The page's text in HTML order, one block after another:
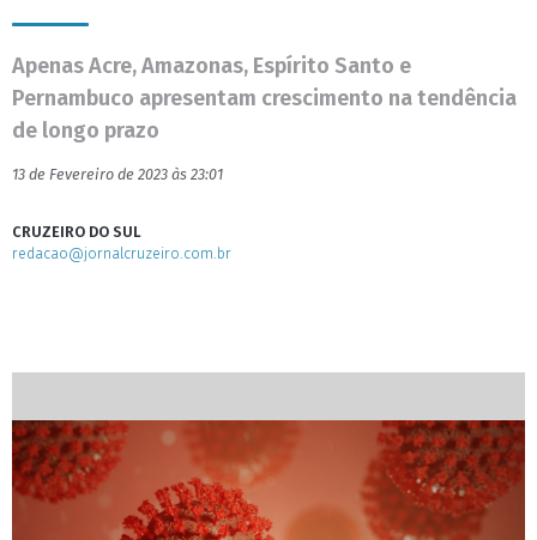
Apenas Acre, Amazonas, Espírito Santo e
Pernambuco apresentam crescimento na tendência
de longo prazo
13 de Fevereiro de 2023 às 23:01
CRUZEIRO DO SUL
redacao@jornalcruzeiro.com.br